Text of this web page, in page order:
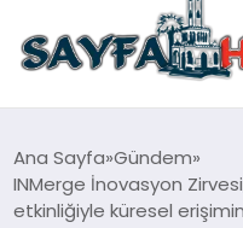
ANA SAYFA
Ana Sayfa Gündem
INMerge İnovasyon
etkinliğiyle küresel